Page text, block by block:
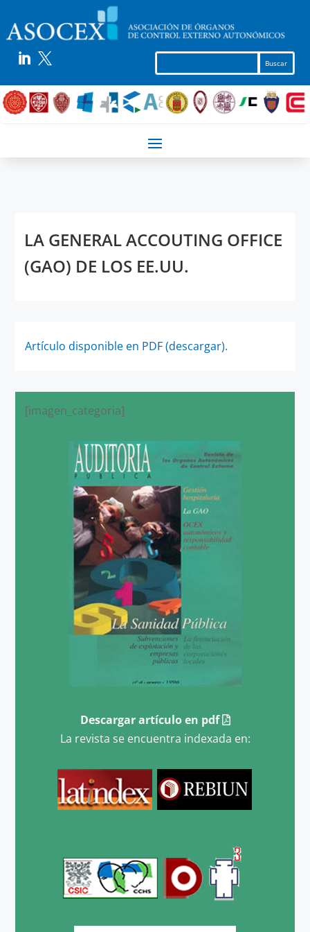
 
LA GENERAL ACCOUTING OFFICE
(GAO) DE LOS EE.UU.
Artículo disponible en PDF (descargar).
[imagen_categoria]
Descargar artículo en pdf
La revista se encuentra indexada en: